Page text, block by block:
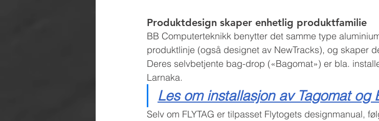
Produktdesign skaper enhetlig produktfamilie
BB Computerteknikk benytter det samme type
produktlinje (også designet av NewTracks), og skaper
Deres selvbetjente bag-drop («Bagomat») er bla.
Larnaka.
Les om installasjon av Tagomat og
Selv om FLYTAG er tilpasset Flytogets designmanual,